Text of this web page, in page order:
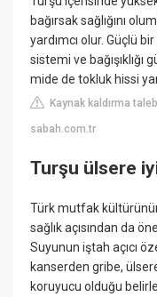
bağırsak sağlığını
yardımcı olur. Güçlü
sistemi ve
mide de tokluk hissi
Kaynak kaldırma
sabah.com.tr
Turşu ülsere
Türk mutfak
sağlık açısından da
Suyunun iştah açıcı
kanserden gribe,
koruyucu olduğu